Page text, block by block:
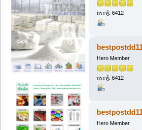
กระทู้: 6412
Hero Member
กระทู้: 6412
Hero Member